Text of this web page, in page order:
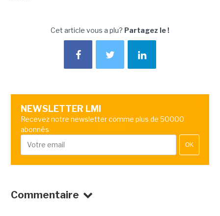
Cet article vous a plu? Partagez le !
NEWSLETTER LMI
Recevez notre newsletter comme plus de 50000
abonnés
OK
Commentaire